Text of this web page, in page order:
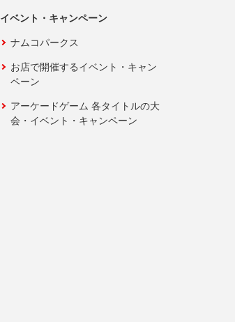
イベント・キャンペーン
ナムコパークス
お店で開催するイベント・キャン
ペーン
アーケードゲーム 各タイトルの大
会・イベント・キャンペーン